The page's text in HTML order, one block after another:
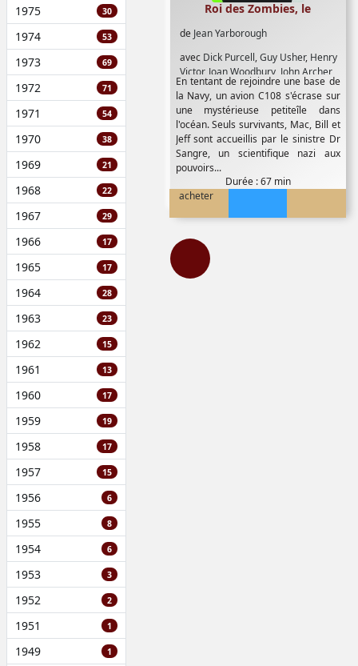
1975 30
1974 53
1973 69
1972 71
1971 54
1970 38
1969 21
1968 22
1967 29
1966 17
1965 17
1964 28
1963 23
1962 15
1961 13
1960 17
1959 19
1958 17
1957 15
1956 6
1955 8
1954 6
1953 3
1952 2
1951 1
1949 1
de Jean Yarborough
avec Dick Purcell,Guy Usher, Henry
Victor, Joan Woodbury, John Archer,
Laurence Criner,Leigh Whipper,
Madame Sul-Te-Wan,Mantan
Moreland,Marguerite Whitten
Patricia Stacey
Roi des Zombies, le
En tentant de rejoindre une base de
la Navy, un avion C108 s'écrase sur
une mystérieuse petiteîle dans
l'océan. Seuls survivants, Mac, Bill et
Jeff sont accueillis par le sinistre Dr
Sangre, un scientifique nazi aux
pouvoirs...
Durée : 67 min
acheter